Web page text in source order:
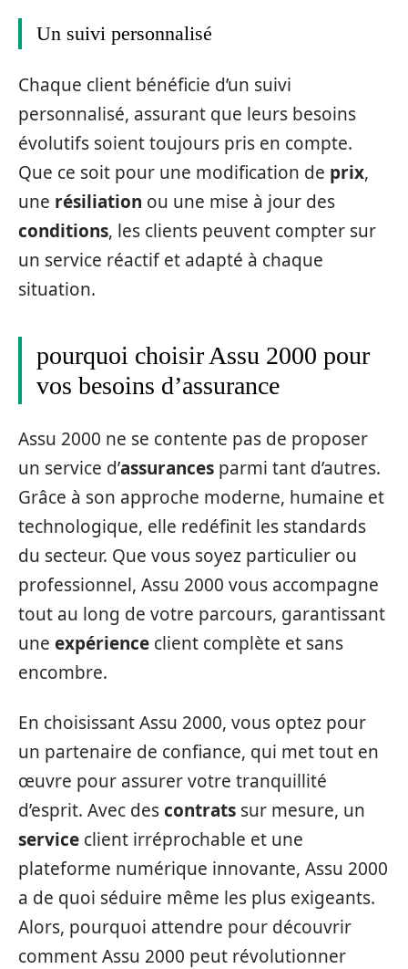
Un suivi personnalisé
Chaque client bénéficie d’un suivi
personnalisé, assurant que leurs besoins
évolutifs soient toujours pris en compte.
Que ce soit pour une modification de prix,
une résiliation ou une mise à jour des
conditions, les clients peuvent compter sur
un service réactif et adapté à chaque
situation.
pourquoi choisir Assu 2000 pour
vos besoins d’assurance
Assu 2000 ne se contente pas de proposer
un service d’assurances parmi tant d’autres.
Grâce à son approche moderne, humaine et
technologique, elle redéfinit les standards
du secteur. Que vous soyez particulier ou
professionnel, Assu 2000 vous accompagne
tout au long de votre parcours, garantissant
une expérience client complète et sans
encombre.
En choisissant Assu 2000, vous optez pour
un partenaire de confiance, qui met tout en
œuvre pour assurer votre tranquillité
d’esprit. Avec descontrats sur mesure, un
service client irréprochable et une
plateforme numérique innovante, Assu 2000
a de quoi séduire même les plus exigeants.
Alors, pourquoi attendre pour découvrir
comment Assu 2000 peut révolutionner